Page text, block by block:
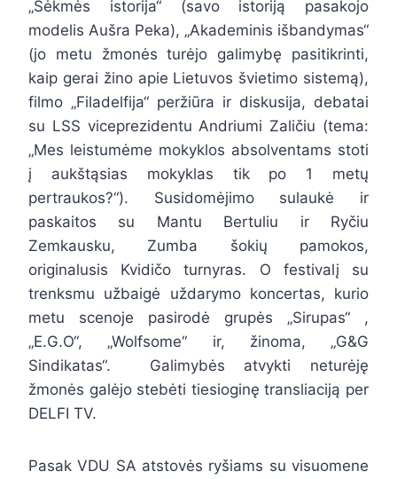
„Sėkmės istorija“ (savo istoriją pasakojo
modelis Aušra Peka), „Akademinis išbandymas“
(jo metu žmonės turėjo galimybę pasitikrinti,
kaip gerai žino apie Lietuvos švietimo sistemą),
filmo „Filadelfija“ peržiūra ir diskusija, debatai
su LSS viceprezidentu Andriumi Zaličiu (tema:
„Mes leistumėme mokyklos absolventams stoti
į aukštąsias mokyklas tik po 1 metų
pertraukos?“). Susidomėjimo sulaukė ir
paskaitos su Mantu Bertuliu ir Ryčiu
Zemkausku, Zumba šokių pamokos,
originalusis Kvidičo turnyras. O festivalį su
trenksmu užbaigė uždarymo koncertas, kurio
metu scenoje pasirodė grupės „Sirupas“ ,
„E.G.O“, „Wolfsome“ ir, žinoma, „G&G
Sindikatas“. Galimybės atvykti neturėję
žmonės galėjo stebėti tiesioginę transliaciją per
DELFI TV.
Pasak VDU SA atstovės ryšiams su visuomene